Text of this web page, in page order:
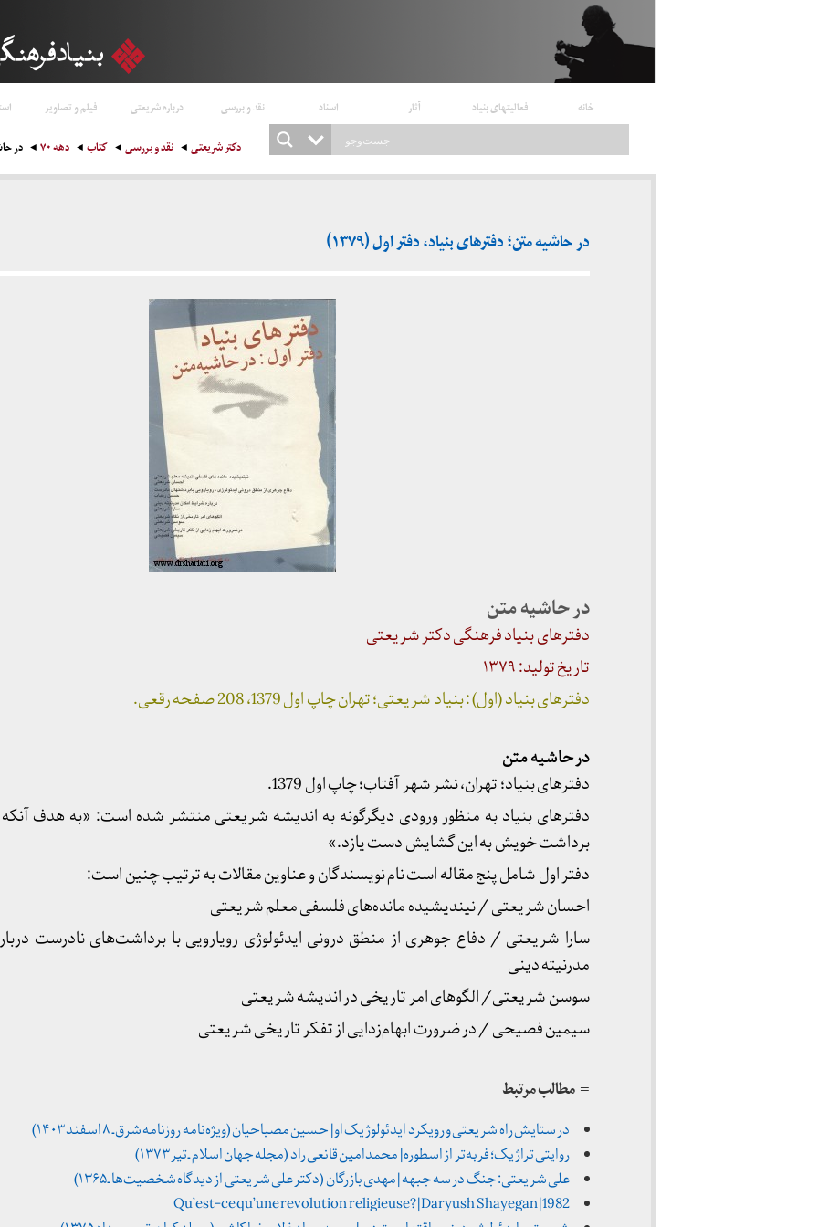
خانه فعالیتهای بنیاد آثار اسناد نقد و بررسی درباره شریعتی فیلم و تصاویر
دکتر شریعتی نقد و بررسی کتاب دهه ۷۰ در
در حاشیه متن؛ دفترهای بنیاد، دفتر اول (۱۳۷۹)
در حاشیه متن
دفترهای بنیاد فرهنگی دکتر شریعتی
تاریخ تولید: ۱۳۷۹
دفترهای بنیاد (اول) : بنیاد شریعتی؛ تهران چاپ اول 1379، 208 صفحه رقعی.
در حاشیه متن
دفترهای بنیاد؛ تهران، نشر شهر آفتاب؛ چاپ اول 1379.
دفترهای بنیاد به منظور ورودی دیگرگونه به اندیشه شریعتی منتشر شده است: «به هدف آنکه
برداشت خویش به این گشایش دست یازد.»
دفتر اول شامل پنج مقاله است نام نویسندگان و عناوین مقالات به ترتیب چنین است:
احسان شریعتی / نیندیشیده مانده‌های فلسفی معلم شریعتی
سارا شریعتی / دفاع جوهری از منطق درونی ایدئولوژی رویارویی با برداشت‌های نادرست
مدرنیته دینی
سوسن شریعتی/ الگوهای امر تاریخی در اندیشه شریعتی
سیمین فصیحی / در ضرورت ابهام‌زدایی از تفکر تاریخی شریعتی
≡ مطالب مرتبط
در ستایش راه شریعتی و رویکرد ایدئولوژیک او | حسین مصباحیان (ویژه‌نامه‌ روزنامه شرق ـ ۸ اسفند ۱۴۰۳)
روایتی تراژیک؛ فربه‌تر از اسطوره | محمدامین قانعی راد (مجله جهان اسلام ـ تیر ۱۳۷۳)
علی شریعتی: جنگ در سه جبهه | مهدی بازرگان (دکتر علی شریعتی از دیدگاه شخصیت‌ها ـ ۱۳۶۵)
Qu’est-ce qu’une revolution religieuse? | Daryush Shayegan | 1982